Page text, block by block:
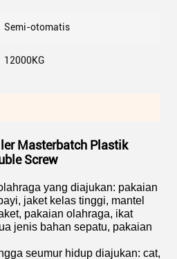
Semi-otomatis
12000KG
Masterbatch Plastik
Screw
yang diajukan: pakaian
jaket kelas tinggi, mantel
pakaian olahraga, ikat
jenis bahan sepatu, pakaian
seumur hidup diajukan: cat,